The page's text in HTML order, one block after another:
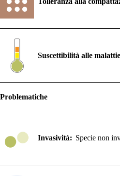
Suscettibilità alle
Problematiche
Invasività: Specie non